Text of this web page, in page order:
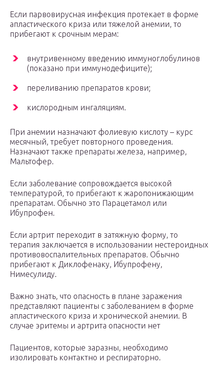
Если парвовирусная инфекция протекает в форме
апластического криза или тяжелой анемии, то
прибегают к срочным мерам:
внутривенному введению иммуноглобулинов
(показано при иммунодефиците);
переливанию препаратов крови;
кислородным ингаляциям.
При анемии назначают фолиевую кислоту – курс
месячный, требует повторного проведения.
Назначают также препараты железа, например,
Мальтофер.
Если заболевание сопровождается высокой
температурой, то прибегают к жаропонижающим
препаратам. Обычно это Парацетамол или
Ибупрофен.
Если артрит переходит в затяжную форму, то
терапия заключается в использовании нестероидных
противовоспалительных препаратов. Обычно
прибегают к Диклофенаку, Ибупрофену,
Нимесулиду.
Важно знать, что опасность в плане заражения
представляют пациенты с заболеванием в форме
апластического криза и хронической анемии. В
случае эритемы и артрита опасности нет
Пациентов, которые заразны, необходимо
изолировать контактно и респираторно.